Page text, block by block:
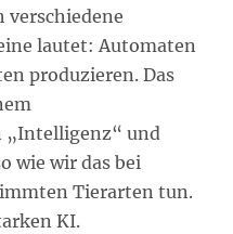
lautet: Automaten
produzieren. Das
„Intelligenz“ und
wie wir das bei
Tierarten tun.
KI.